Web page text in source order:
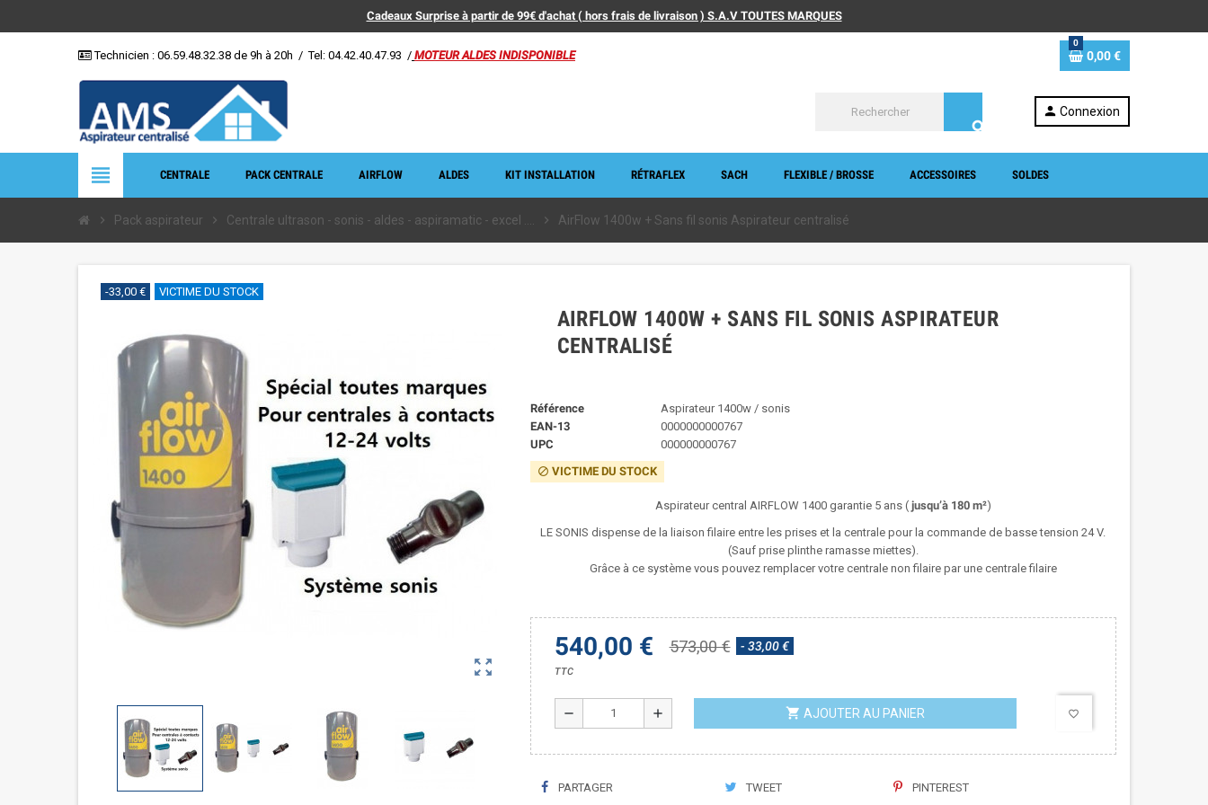
Cadeaux Surprise à partir de 99€ d'achat ( hors frais de livraison ) S.A.V TOUTES MARQUES
Technicien : 06.59.48.32.38 de 9h à 20h / Tel: 04.42.40.47.93 / MOTEUR ALDES INDISPONIBLE
0
0,00 €
search
person Connexion
view_headline CENTRALE PACK CENTRALE AIRFLOW ALDES KIT INSTALLATION RÉTRAFLEX SACH FLEXIBLE / BROSSE ACCESSOIRES SOLDES
chevron_right Pack aspirateur chevron_right Centrale ultrason - sonis - aldes - aspiramatic - excel .... chevron_right AirFlow 1400w + Sans fil sonis Aspirateur centralisé
zoom_out_map
-33,00 € VICTIME DU STOCK
AIRFLOW 1400W + SANS FIL SONIS ASPIRATEUR
CENTRALISÉ
Référence
Aspirateur 1400w / sonis
EAN-13
0000000000767
UPC
000000000767
block VICTIME DU STOCK
Aspirateur central AIRFLOW 1400 garantie 5 ans ( jusqu’à 180 m²)
LESONIS dispense de la liaison filaire entre les prises et la centrale pour la commande de basse tension 24 V.
(Sauf prise plinthe ramasse miettes).
Grâce à ce système vous pouvez remplacer votre centrale non filaire par une centrale filaire
540,00 € 573,00 € - 33,00 €
TTC
remove add shopping_cart AJOUTER AU PANIER favorite_border
PARTAGER TWEET PINTEREST